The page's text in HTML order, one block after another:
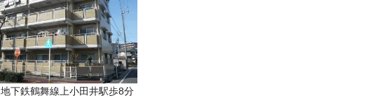
地下鉄鶴舞線上小田井駅歩8分